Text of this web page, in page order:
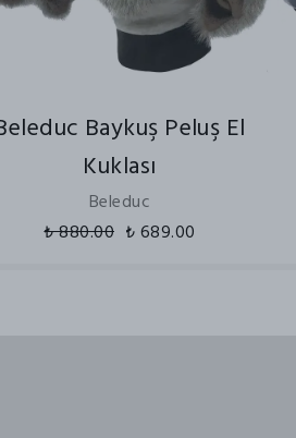
Baykuş Peluş El
Kuklası
Beleduc
₺ 880.00 ₺ 689.00